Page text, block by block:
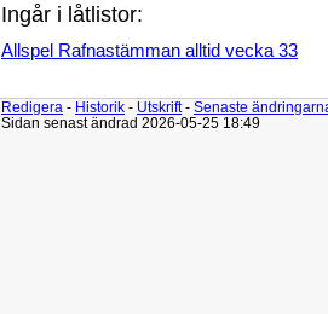
Ingår i låtlistor:
Allspel Rafnastämman alltid vecka 33
Redigera - Historik - Utskrift- Senaste
Sidan senast ändrad 2026-05-25 18:49